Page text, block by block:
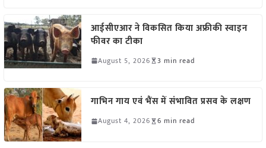
आईसीएआर ने विकसित किया अफ्रीकी स्वाइन
फीवर का टीका
August 5, 2026 3 min read
गाभिन गाय एवं भैंस में संभावित प्रसव के लक्षण
August 4, 2026 6 min read